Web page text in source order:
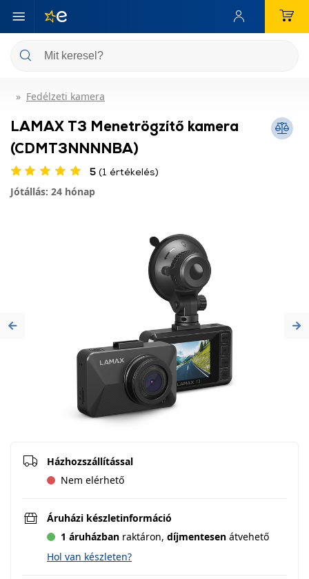
Fedélzeti kamera
LAMAX T3 Menetrögzítő kamera
(CDMT3NNNNBA)
5 (1 értékelés)
Jótállás: 24 hónap
Previous
Házhozszállítással
Nem elérhető
Áruházi készletinformáció
1 áruházban raktáron, díjmentesen átvehető
Hol van készleten?